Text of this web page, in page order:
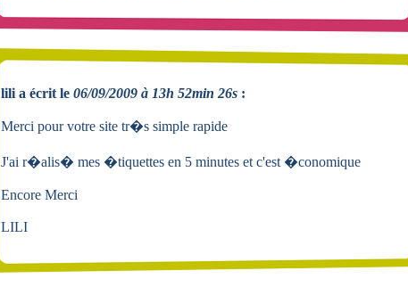
lili a écrit le 06/09/2009 à 13h 52min 26s :
Merci pour votre site tr�s simple rapide
J'ai r�alis� mes �tiquettes en 5 minutes et c'est �conomique
Encore Merci
LILI